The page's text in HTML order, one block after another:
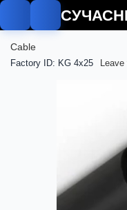
Cable
Factory ID: KG 4x25